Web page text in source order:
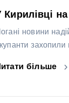
Кирилівці
новини
більше